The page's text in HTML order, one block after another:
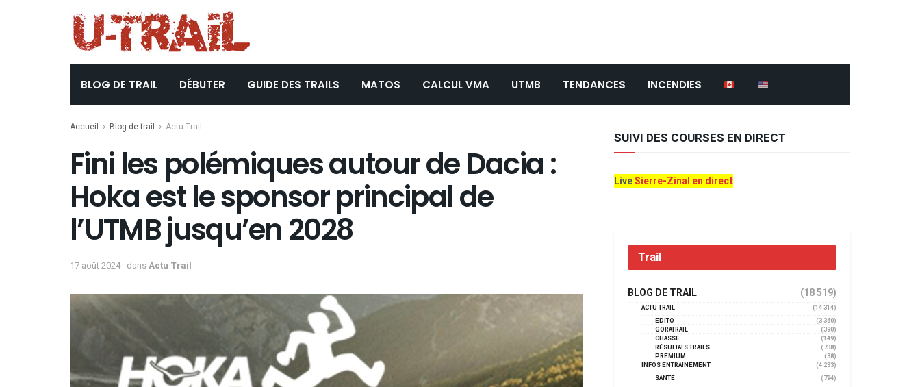
BLOG DE TRAIL DÉBUTER GUIDE DES TRAILS MATOS CALCUL VMA UTMB TENDANCES INCENDIES
Accueil Blog de trail Actu Trail
Fini les polémiques autour de Dacia :
Hoka est le sponsor principal de
l’UTMB jusqu’en 2028
17 août 2024 dansActu Trail
SUIVI DES COURSES EN DIRECT
LiveSierre-Zinal en direct
Trail
BLOG DE TRAIL (18 519)
ACTU TRAIL
(14 314)
EDITO
(3 360)
GORATRAIL
(390)
CHASSE
(149)
RÉSULTATS TRAILS
(738)
PREMIUM
(38)
INFOS ENTRAINEMENT
(4 233)
SANTÉ
(794)